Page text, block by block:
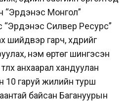
“Эрдэнэс Монгол”
Силвер Ресурс”
шийдвэр гарч, хүдрийг
нэмүү өртөг шингэсэн
анхаарал хандуулан
10 гаруй жилийн турш
байсан Багануурын